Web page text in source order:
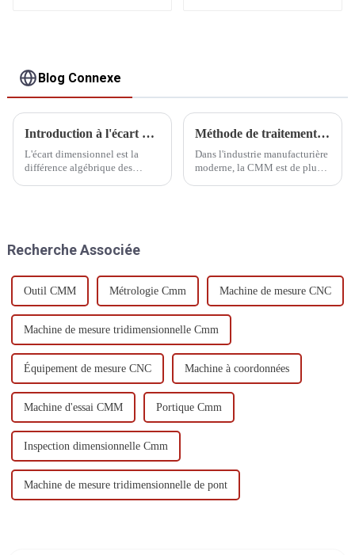
Blog Connexe
Introduction à l'écart dimensionnel
L'écart dimensionnel est la
différence algébrique des
Méthode de traitement par vibration de la MMT
Dans l'industrie manufacturière
moderne, la CMM est de plus
Recherche Associée
Outil CMM Métrologie Cmm Machine de mesure CNC
Machine de mesure tridimensionnelle Cmm
Équipement de mesure CNC Machine à coordonnées
Machine d'essai CMM Portique Cmm
Inspection dimensionnelle Cmm
Machine de mesure tridimensionnelle de pont